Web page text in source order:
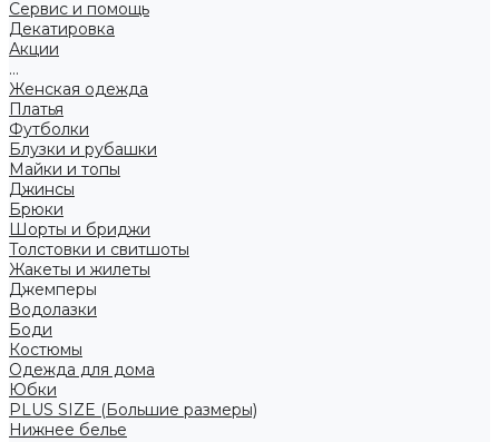
Сервис и помощь
Декатировка
Акции
...
Женская одежда
Платья
Футболки
Блузки и рубашки
Майки и топы
Джинсы
Брюки
Шорты и бриджи
Толстовки и свитшоты
Жакеты и жилеты
Джемперы
Водолазки
Боди
Костюмы
Одежда для дома
Юбки
PLUS SIZE (Большие размеры)
Нижнее белье